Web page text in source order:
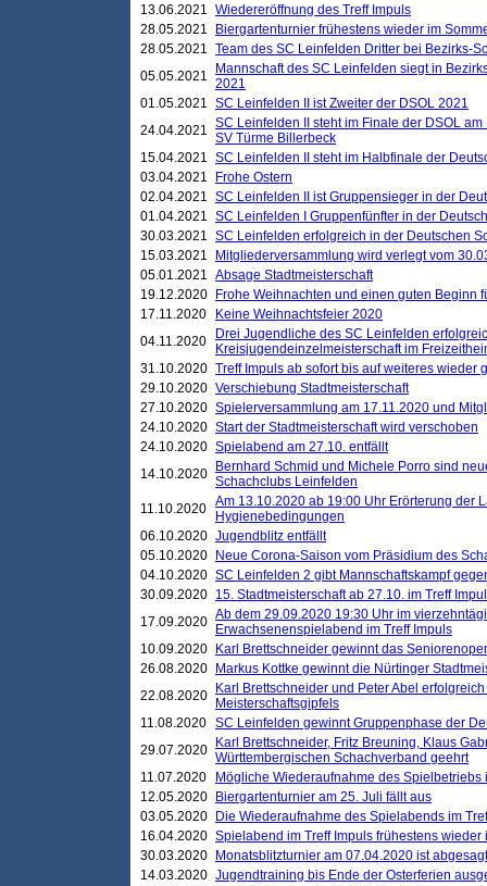
13.06.2021 Wiedereröffnung des Treff Impuls
28.05.2021
Biergartenturnier frühestens wieder im
28.05.2021 Team des SC Leinfelden Dritter bei Bezirks-
05.05.2021
Mannschaft des SC Leinfelden siegt in
2021
01.05.2021 SC Leinfelden II ist Zweiter der DSOL 2021
24.04.2021 SC Leinfelden II steht im Finale der DSOL
SV Türme Billerbeck
15.04.2021 SC Leinfelden II steht im Halbfinale der
03.04.2021
Frohe Ostern
02.04.2021 SC Leinfelden II ist Gruppensieger in der
01.04.2021 SC Leinfelden I Gruppenfünfter in der
30.03.2021 SC Leinfelden erfolgreich in der Deutschen
15.03.2021
Mitgliederversammlung wird verlegt vom
05.01.2021 Absage Stadtmeisterschaft
19.12.2020
Frohe Weihnachten und einen guten Beginn
17.11.2020
Keine Weihnachtsfeier 2020
04.11.2020
Drei Jugendliche des SC Leinfelden
Kreisjugendeinzelmeisterschaft im
31.10.2020 Treff Impuls ab sofort bis auf weiteres wieder
29.10.2020 Verschiebung Stadtmeisterschaft
27.10.2020 Spielerversammlung am 17.11.2020 und
24.10.2020 Start der Stadtmeisterschaft wird verschoben
24.10.2020 Spielabend am 27.10. entfällt
14.10.2020
Bernhard Schmid und Michele Porro sind
Schachclubs Leinfelden
11.10.2020 Am 13.10.2020 ab 19:00 Uhr Erörterung der
Hygienebedingungen
06.10.2020 Jugendblitz entfällt
05.10.2020
Neue Corona-Saison vom Präsidium des
04.10.2020 SC Leinfelden 2 gibt Mannschaftskampf
30.09.2020 15. Stadtmeisterschaft ab 27.10. im Treff
17.09.2020 Ab dem 29.09.2020 19:30 Uhr im
Erwachsenenspielabend im Treff Impuls
10.09.2020
Karl Brettschneider gewinnt das
26.08.2020
Markus Kottke gewinnt die Nürtinger
22.08.2020
Karl Brettschneider und Peter Abel
Meisterschaftsgipfels
11.08.2020 SC Leinfelden gewinnt Gruppenphase der
29.07.2020
Karl Brettschneider, Fritz Breuning, Klaus
Württembergischen Schachverband geehrt
11.07.2020
Mögliche Wiederaufnahme des Spielbetriebs
12.05.2020
Biergartenturnier am 25. Juli fällt aus
03.05.2020
Die Wiederaufnahme des Spielabends im
16.04.2020 Spielabend im Treff Impuls frühestens wieder
30.03.2020
Monatsblitzturnier am 07.04.2020 ist abgesagt
14.03.2020 Jugendtraining bis Ende der Osterferien